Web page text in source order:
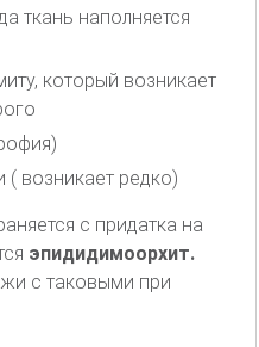
ткань наполняется
который возникает
возникает редко)
с придатка на
эпидидимоорхит.
с таковыми при